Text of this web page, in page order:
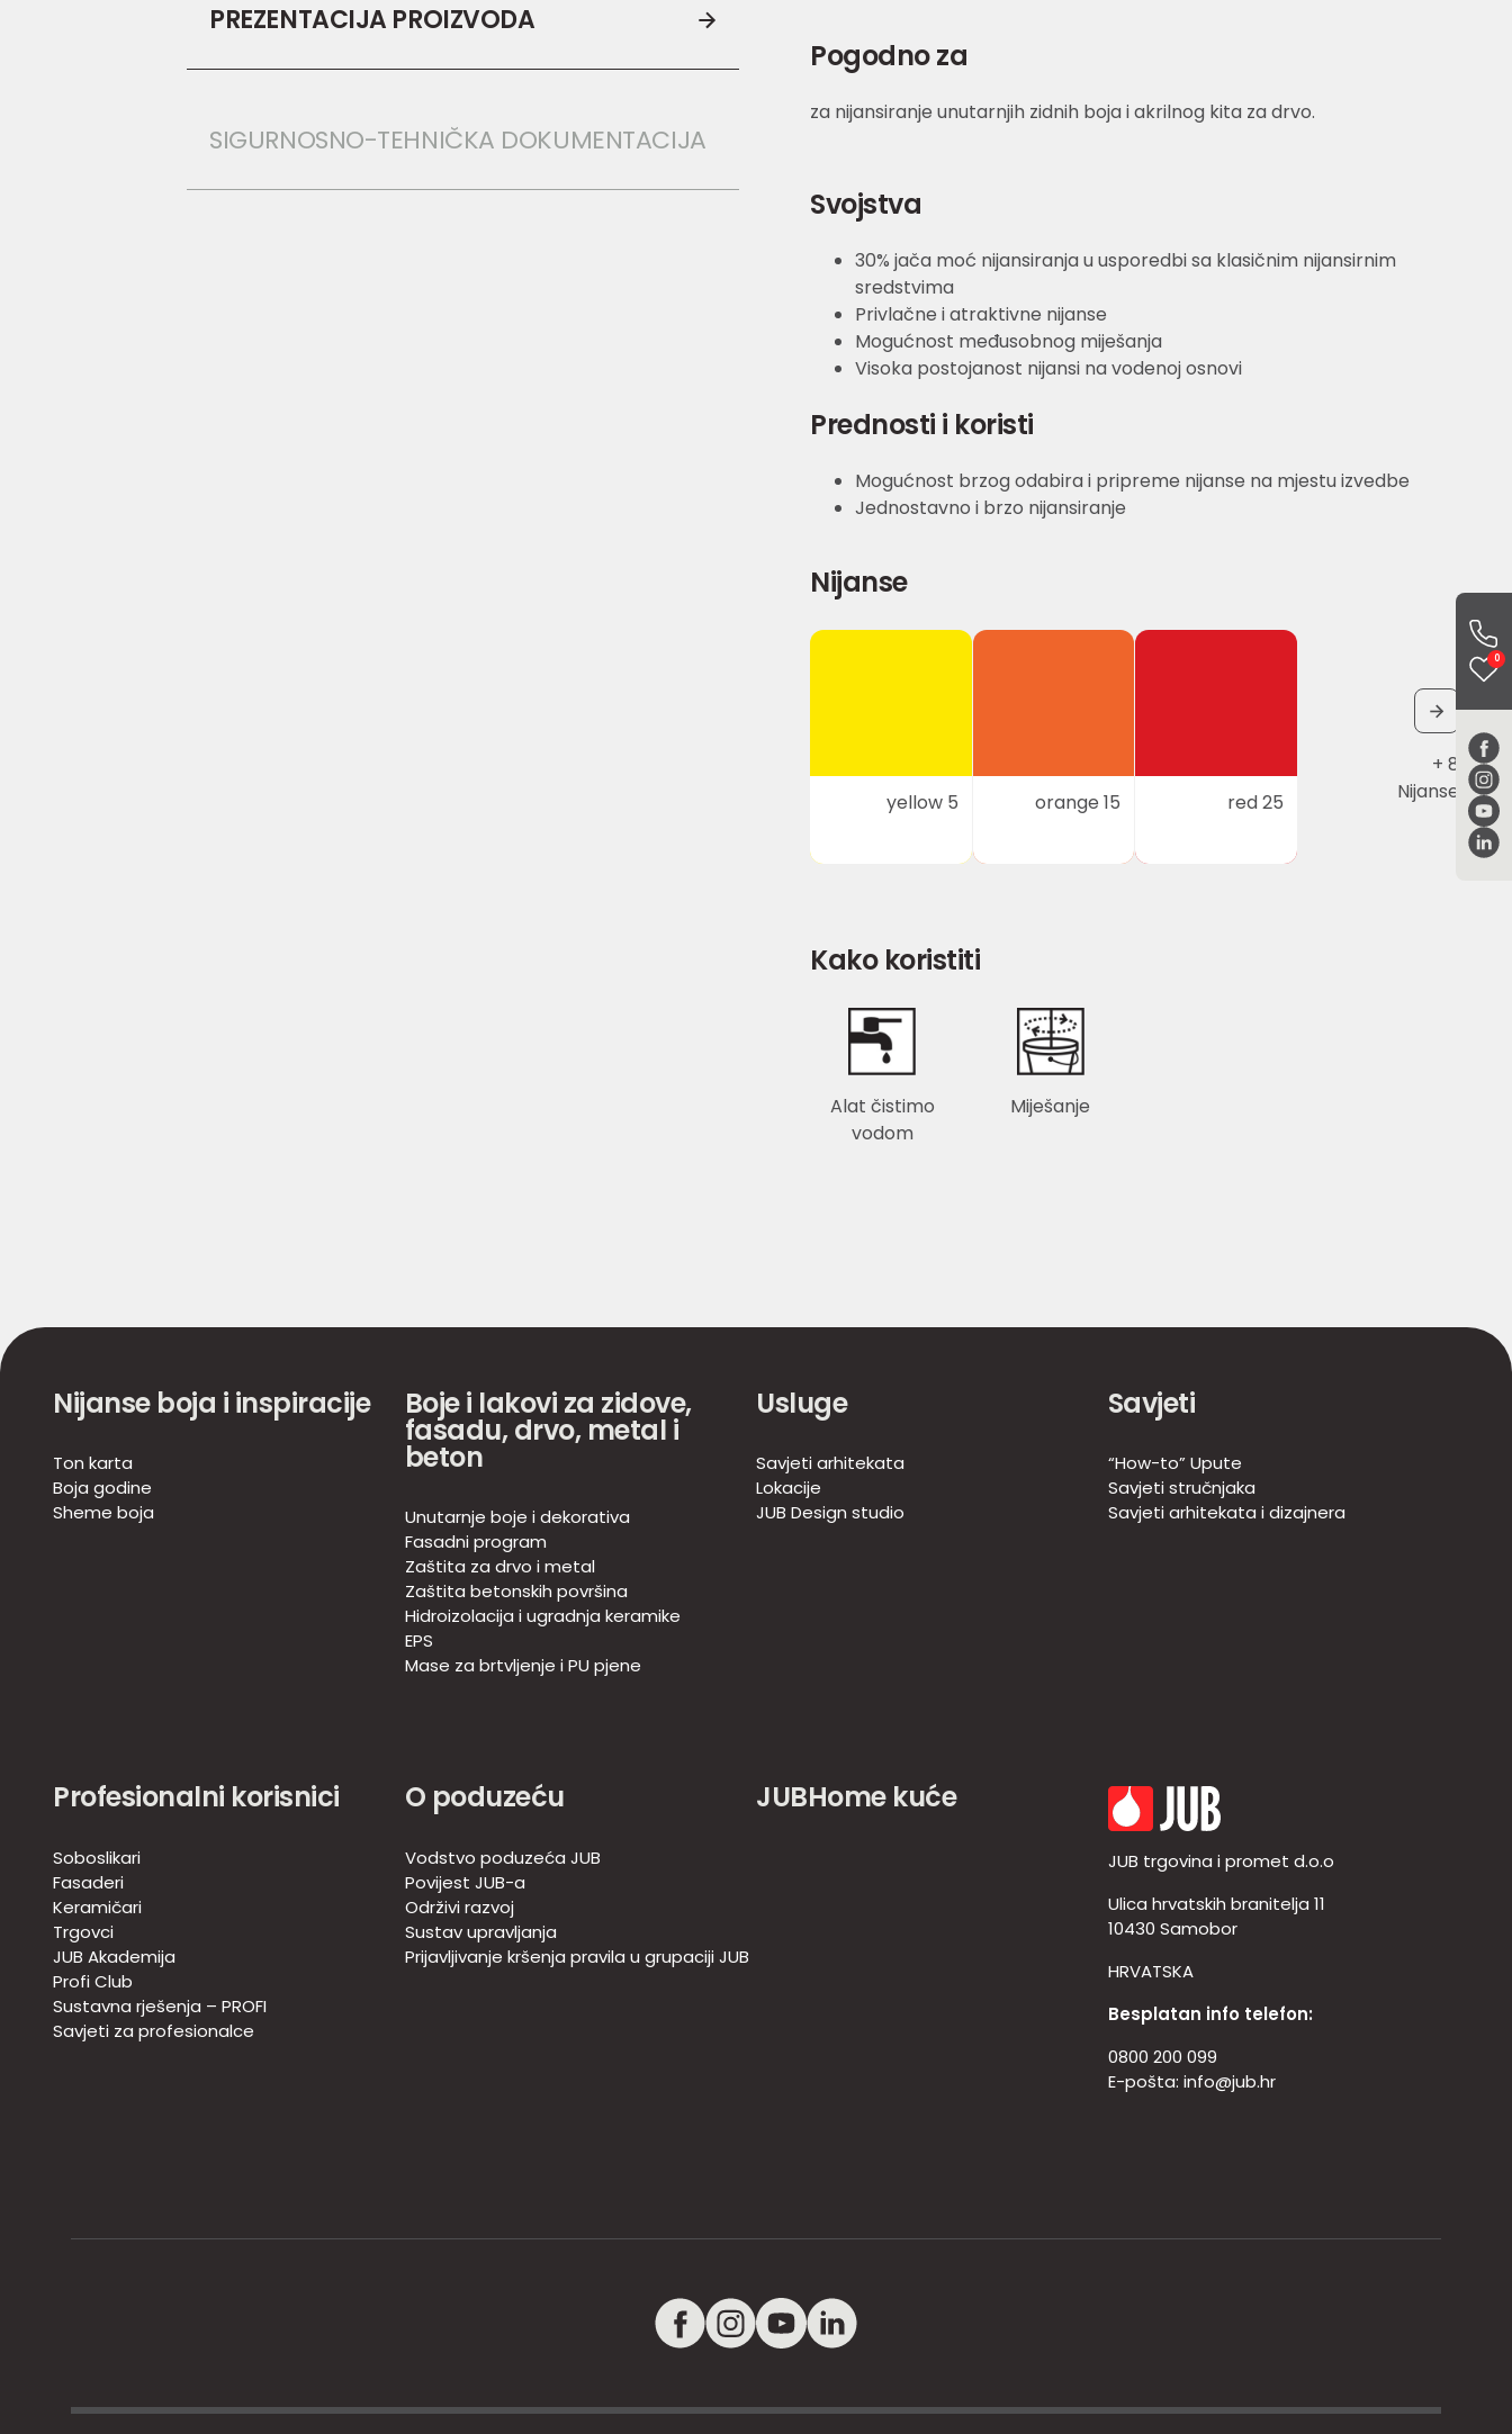
0
PREZENTACIJA PROIZVODA
SIGURNOSNO-TEHNIČKA DOKUMENTACIJA
Pogodno za
za nijansiranje unutarnjih zidnih boja i akrilnog kita za drvo.
Svojstva
30% jača moć nijansiranja u usporedbi sa klasičnim nijansirnim
sredstvima
Privlačne i atraktivne nijanse
Mogućnost međusobnog miješanja
Visoka postojanost nijansi na vodenoj osnovi
Prednosti i koristi
Mogućnost brzog odabira i pripreme nijanse na mjestu izvedbe
Jednostavno i brzo nijansiranje
Nijanse
yellow 5 orange 15 red 25
+ 8
Nijanse
Kako koristiti
Alat čistimo
vodom
Miješanje
Nijanse boja i inspiracije
Ton karta
Boja godine
Sheme boja
Boje i lakovi za zidove,
fasadu, drvo, metal i
beton
Unutarnje boje i dekorativa
Fasadni program
Zaštita za drvo i metal
Zaštita betonskih površina
Hidroizolacija i ugradnja keramike
EPS
Mase za brtvljenje i PU pjene
Usluge
Savjeti arhitekata
Lokacije
JUB Design studio
Savjeti
“How-to” Upute
Savjeti stručnjaka
Savjeti arhitekata i dizajnera
Profesionalni korisnici
Soboslikari
Fasaderi
Keramičari
Trgovci
JUB Akademija
Profi Club
Sustavna rješenja – PROFI
Savjeti za profesionalce
O poduzeću
Vodstvo poduzeća JUB
Povijest JUB-a
Održivi razvoj
Sustav upravljanja
Prijavljivanje kršenja pravila u grupaciji JUB
JUBHome kuće
JUB trgovina i promet d.o.o
Ulica hrvatskih branitelja 11
10430 Samobor
HRVATSKA
Besplatan info telefon:
0800 200 099
E-pošta: info@jub.hr